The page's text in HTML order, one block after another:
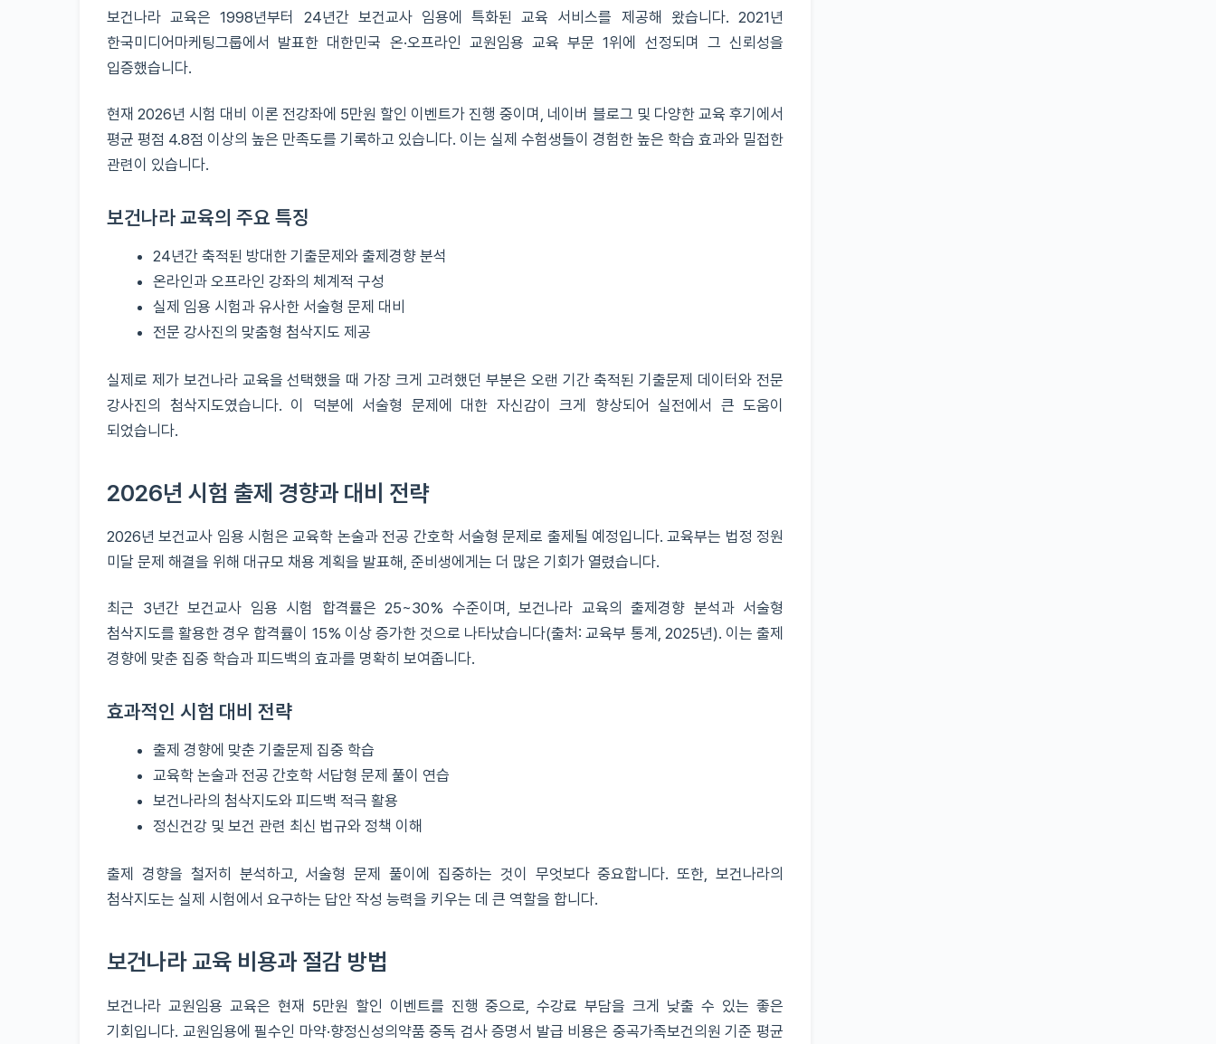
보건나라 교육은 1998년부터 24년간 보건교사 임용에 특화된 교육 서비스를 제공해 왔습니다. 2021년
한국미디어마케팅그룹에서 발표한 대한민국 온·오프라인 교원임용 교육 부문 1위에 선정되며 그 신뢰성을
입증했습니다.
현재 2026년 시험 대비 이론 전강좌에 5만원 할인 이벤트가 진행 중이며, 네이버 블로그 및 다양한 교육 후기에서
평균 평점 4.8점 이상의 높은 만족도를 기록하고 있습니다. 이는 실제 수험생들이 경험한 높은 학습 효과와 밀접한
관련이 있습니다.
보건나라 교육의 주요 특징
24년간 축적된 방대한 기출문제와 출제경향 분석
온라인과 오프라인 강좌의 체계적 구성
실제 임용 시험과 유사한 서술형 문제 대비
전문 강사진의 맞춤형 첨삭지도 제공
실제로 제가 보건나라 교육을 선택했을 때 가장 크게 고려했던 부분은 오랜 기간 축적된 기출문제 데이터와 전문
강사진의 첨삭지도였습니다. 이 덕분에 서술형 문제에 대한 자신감이 크게 향상되어 실전에서 큰 도움이
되었습니다.
2026년 시험 출제 경향과 대비 전략
2026년 보건교사 임용 시험은 교육학 논술과 전공 간호학 서술형 문제로 출제될 예정입니다. 교육부는 법정 정원
미달 문제 해결을 위해 대규모 채용 계획을 발표해, 준비생에게는 더 많은 기회가 열렸습니다.
최근 3년간 보건교사 임용 시험 합격률은 25~30% 수준이며, 보건나라 교육의 출제경향 분석과 서술형
첨삭지도를 활용한 경우 합격률이 15% 이상 증가한 것으로 나타났습니다(출처: 교육부 통계, 2025년). 이는 출제
경향에 맞춘 집중 학습과 피드백의 효과를 명확히 보여줍니다.
효과적인 시험 대비 전략
출제 경향에 맞춘 기출문제 집중 학습
교육학 논술과 전공 간호학 서답형 문제 풀이 연습
보건나라의 첨삭지도와 피드백 적극 활용
정신건강 및 보건 관련 최신 법규와 정책 이해
출제 경향을 철저히 분석하고, 서술형 문제 풀이에 집중하는 것이 무엇보다 중요합니다. 또한, 보건나라의
첨삭지도는 실제 시험에서 요구하는 답안 작성 능력을 키우는 데 큰 역할을 합니다.
보건나라 교육 비용과 절감 방법
보건나라 교원임용 교육은 현재 5만원 할인 이벤트를 진행 중으로, 수강료 부담을 크게 낮출 수 있는 좋은
기회입니다. 교원임용에 필수인 마약·향정신성의약품 중독 검사 증명서 발급 비용은 중곡가족보건의원 기준 평균